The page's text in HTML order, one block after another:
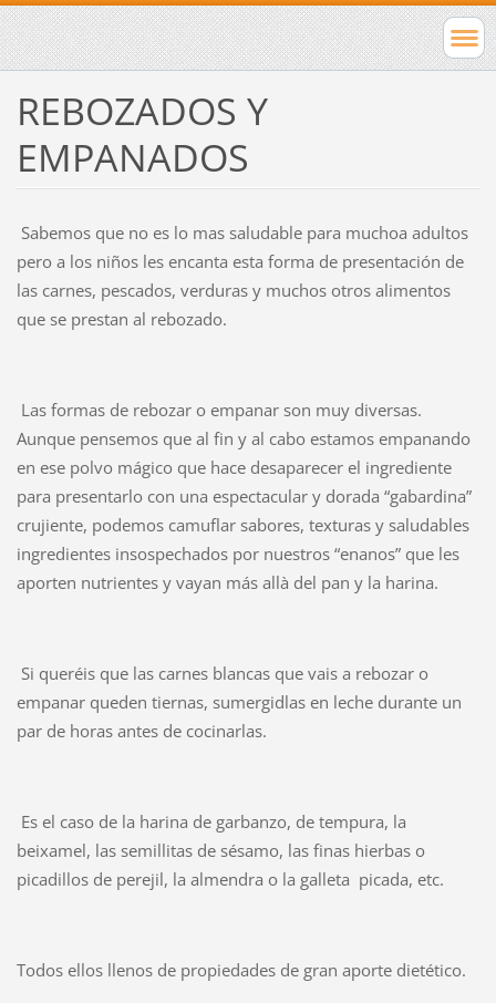
REBOZADOS Y
EMPANADOS
Sabemos que no es lo mas saludable para muchoa adultos
pero a los niños les encanta esta forma de presentación de
las carnes, pescados, verduras y muchos otros alimentos
que se prestan al rebozado.
Las formas de rebozar o empanar son muy diversas.
Aunque pensemos que al fin y al cabo estamos empanando
en ese polvo mágico que hace desaparecer el ingrediente
para presentarlo con una espectacular y dorada “gabardina”
crujiente, podemos camuflar sabores, texturas y saludables
ingredientes insospechados por nuestros “enanos” que les
aporten nutrientes y vayan más allà del pan y la harina.
Si queréis que las carnes blancas que vais a rebozar o
empanar queden tiernas, sumergidlas en leche durante un
par de horas antes de cocinarlas.
Es el caso de la harina de garbanzo, de tempura, la
beixamel, las semillitas de sésamo, las finas hierbas o
picadillos de perejil, la almendra o la galleta picada, etc.
Todos ellos llenos de propiedades de gran aporte dietético.